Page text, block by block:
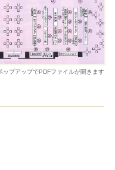
プアップでPDFファイルが開きます